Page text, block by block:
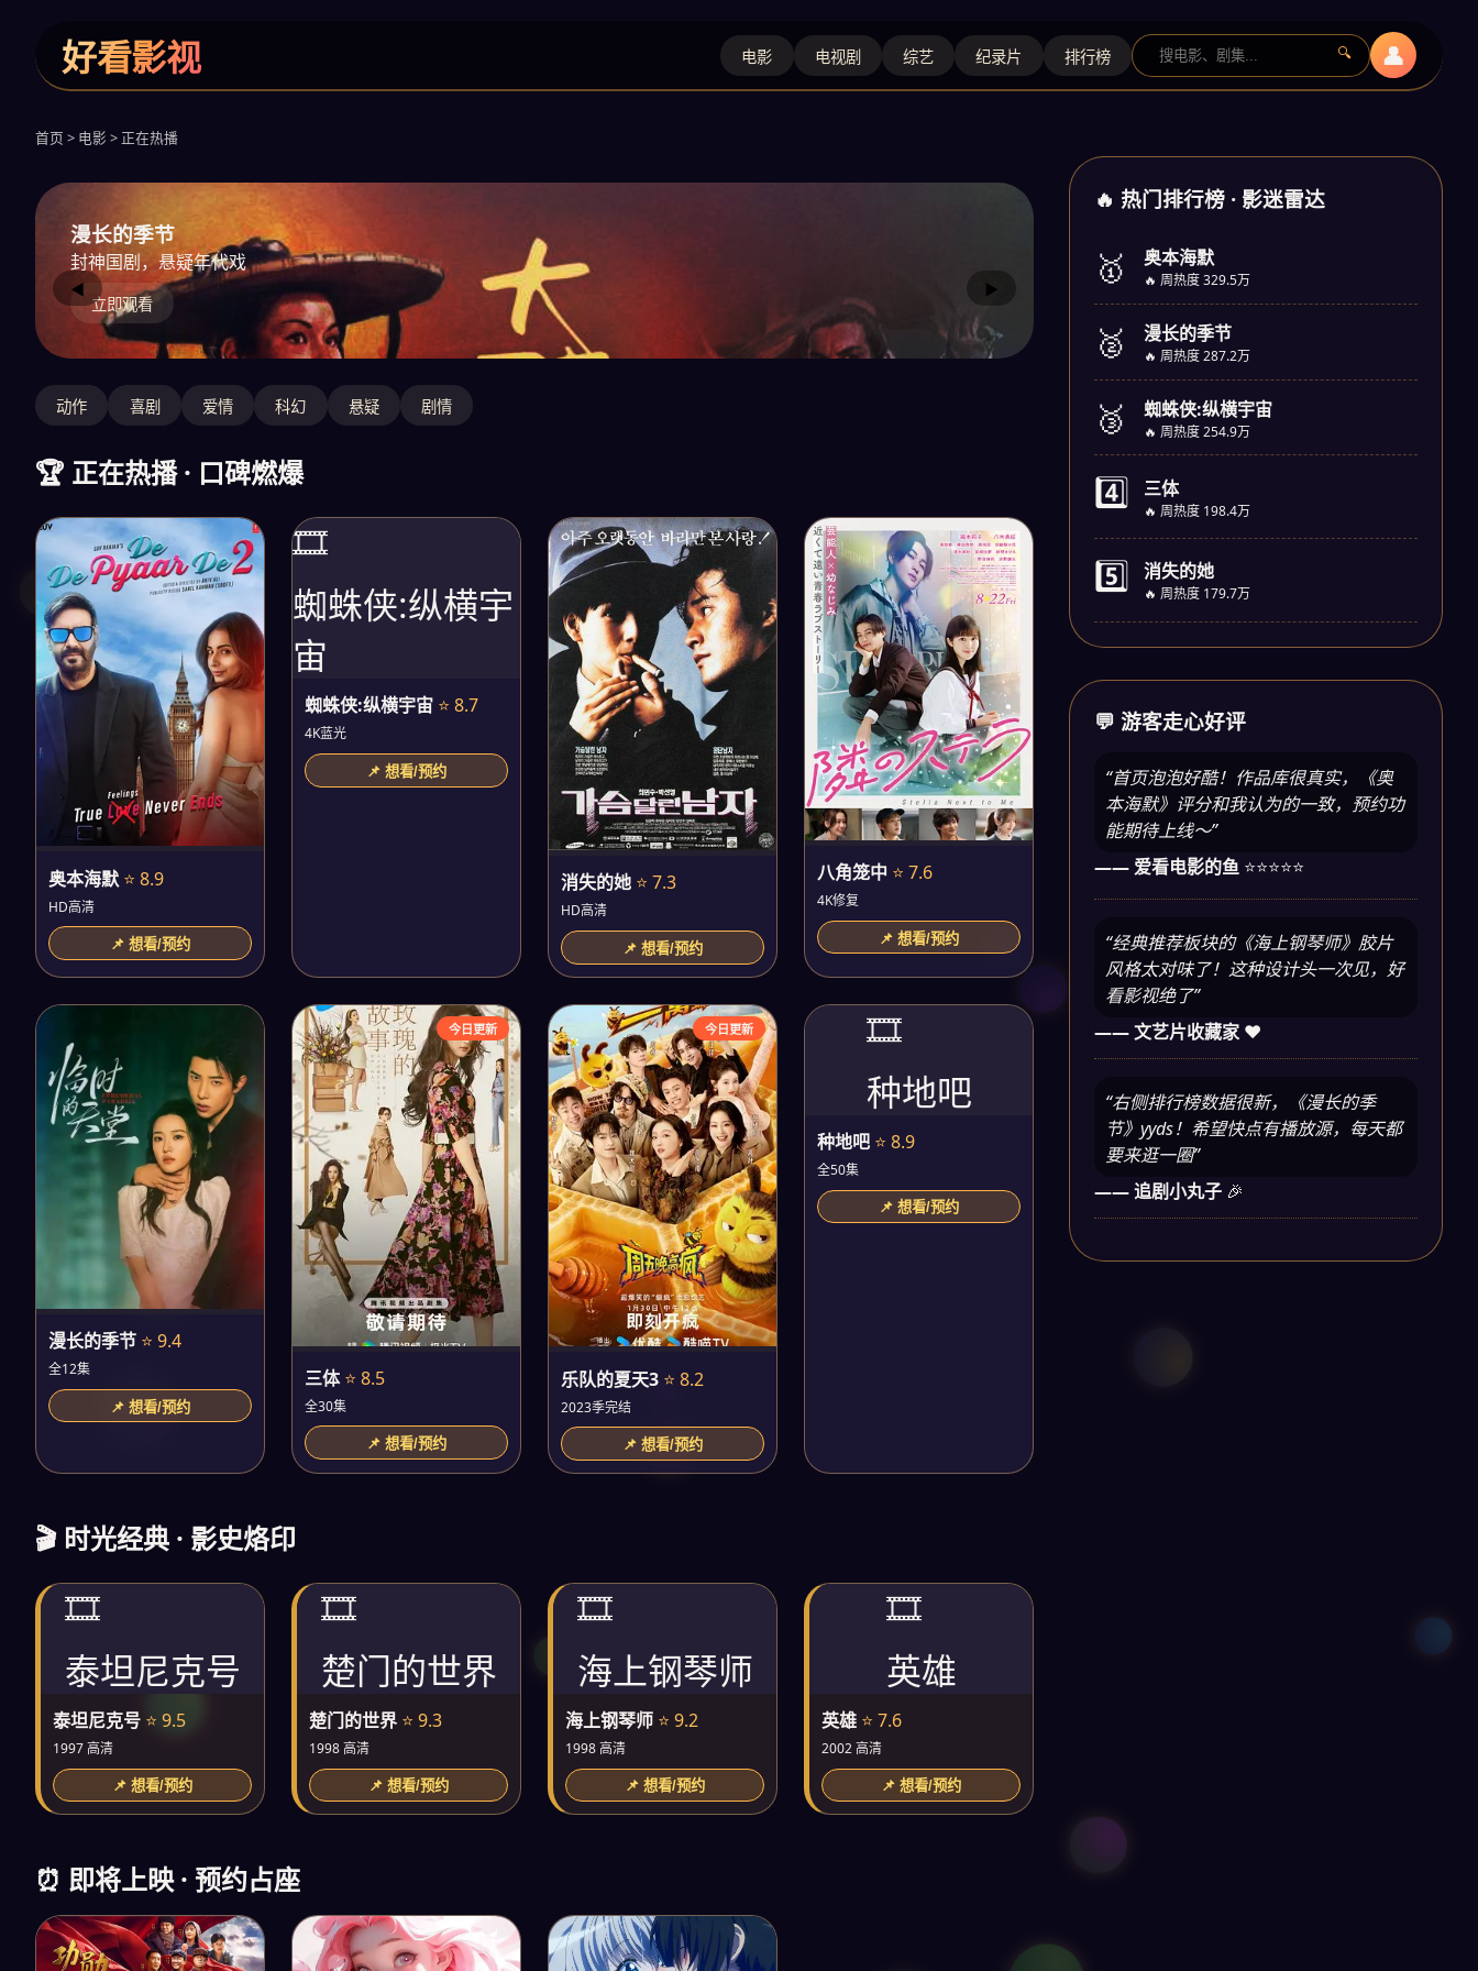
好看影视 电影 电视剧 综艺 纪录片 排行榜 🔍 👤
首页 > 电影 > 正在热播
漫长的季节
封神国剧，悬疑年代戏
立即观看
◀ ▶
动作 喜剧 爱情 科幻 悬疑 剧情
🏆 正在热播 · 口碑燃爆
奥本海默 ⭐ 8.9
HD高清
📌 想看/预约
🎞️
蜘蛛侠:纵横宇
宙
蜘蛛侠:纵横宇宙 ⭐ 8.7
4K蓝光
📌 想看/预约
消失的她 ⭐ 7.3
HD高清
📌 想看/预约
八角笼中 ⭐ 7.6
4K修复
📌 想看/预约
漫长的季节 ⭐ 9.4
全12集
📌 想看/预约
今日更新
三体 ⭐ 8.5
全30集
📌 想看/预约
今日更新
乐队的夏天3 ⭐ 8.2
2023季完结
📌 想看/预约
🎞️
种地吧
种地吧 ⭐ 8.9
全50集
📌 想看/预约
🎬 时光经典 · 影史烙印
🎞️
泰坦尼克号
泰坦尼克号 ⭐ 9.5
1997 高清
📌 想看/预约
🎞️
楚门的世界
楚门的世界 ⭐ 9.3
1998 高清
📌 想看/预约
🎞️
海上钢琴师
海上钢琴师 ⭐ 9.2
1998 高清
📌 想看/预约
🎞️
英雄
英雄 ⭐ 7.6
2002 高清
📌 想看/预约
⏰ 即将上映 · 预约占座
🔥 热门排行榜 · 影迷雷达
🥇 奥本海默
🔥 周热度 329.5万
🥈 漫长的季节
🔥 周热度 287.2万
🥉 蜘蛛侠:纵横宇宙
🔥 周热度 254.9万
4️⃣ 三体
🔥 周热度 198.4万
5️⃣ 消失的她
🔥 周热度 179.7万
💬 游客走心好评
“首页泡泡好酷！作品库很真实，《奥
本海默》评分和我认为的一致，预约功
能期待上线～”
—— 爱看电影的鱼 ⭐⭐⭐⭐⭐
“经典推荐板块的《海上钢琴师》胶片
风格太对味了！这种设计头一次见，好
看影视绝了”
—— 文艺片收藏家 ❤️
“右侧排行榜数据很新，《漫长的季
节》yyds！希望快点有播放源，每天都
要来逛一圈”
—— 追剧小丸子 🎉